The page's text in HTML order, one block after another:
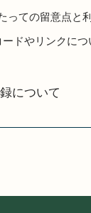
っての留意点と
ドやリンクに
について